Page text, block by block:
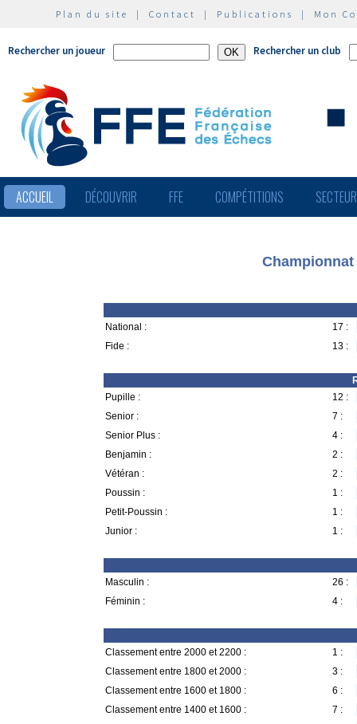
Plan du site | Contact | Publications | Mon
Rechercher un joueur Rechercher un club
ACCUEIL DÉCOUVRIR FFE COMPÉTITIONS
National :
17 :
Fide :
13 :
Pupille :
12 :
Senior :
7 :
Senior Plus :
4 :
Benjamin :
2 :
Vétéran :
2 :
Poussin :
1 :
Petit-Poussin :
1 :
Junior :
1 :
Masculin :
26 :
Féminin :
4 :
Classement entre 2000 et 2200 :
1 :
Classement entre 1800 et 2000 :
3 :
Classement entre 1600 et 1800 :
6 :
Classement entre 1400 et 1600 :
7 :